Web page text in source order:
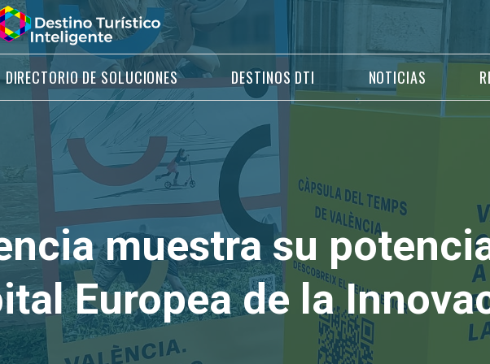
DIRECTORIO DE SOLUCIONES DESTINOS DTI NOTICIAS
muestra su
Europea de la